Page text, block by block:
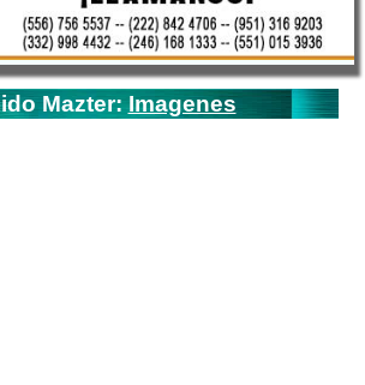
Mazter:Imagenes